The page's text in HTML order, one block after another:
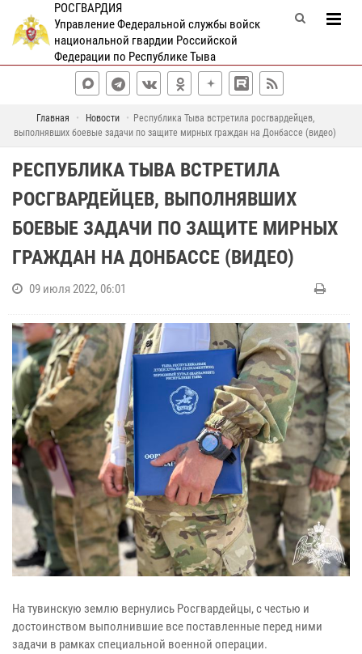
РОСГВАРДИЯ
Управление Федеральной службы войск
национальной гвардии Российской
Федерации по Республике Тыва
Главная Новости
Республика Тыва встретила росгвардейцев,
выполнявших боевые задачи по защите мирных граждан на Донбассе (видео)
РЕСПУБЛИКА ТЫВА ВСТРЕТИЛА
РОСГВАРДЕЙЦЕВ, ВЫПОЛНЯВШИХ
БОЕВЫЕ ЗАДАЧИ ПО ЗАЩИТЕ МИРНЫХ
ГРАЖДАН НА ДОНБАССЕ (ВИДЕО)
09 июля 2022, 06:01
На тувинскую землю вернулись Росгвардейцы, с честью и
достоинством выполнившие все поставленные перед ними
задачи в рамках специальной военной операции.